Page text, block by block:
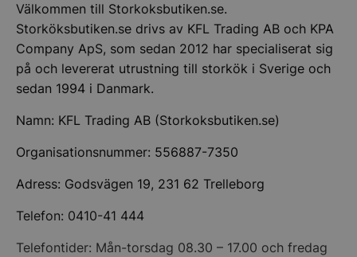
Välkommen till Storkoksbutiken.se.
Storköksbutiken.se drivs av KFL Trading AB och KPA
Company ApS, som sedan 2012 har specialiserat sig
på och levererat utrustning till storkök i Sverige och
sedan 1994 i Danmark.
Namn: KFL Trading AB (Storkoksbutiken.se)
Organisationsnummer: 556887-7350
Adress: Godsvägen 19, 231 62 Trelleborg
Telefon: 0410-41 444
Telefontider: Mån-torsdag 08.30 – 17.00 och fredag